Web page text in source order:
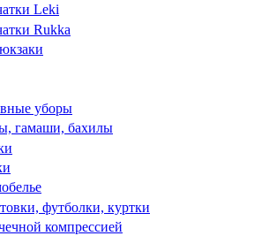
Leki
Rukka
уборы
гамаши, бахилы
футболки, куртки
компрессией